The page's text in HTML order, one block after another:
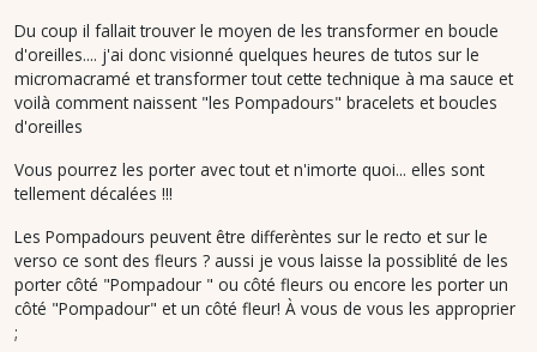
Du coup il fallait trouver le moyen de les transformer en boucle
d'oreilles.... j'ai donc visionné quelques heures de tutos sur le
micromacramé et transformer tout cette technique à ma sauce et
voilà comment naissent "les Pompadours" bracelets et boucles
d'oreilles
Vous pourrez les porter avec tout et n'imorte quoi... elles sont
tellement décalées !!!
Les Pompadours peuvent être differèntes sur le recto et sur le
verso ce sont des fleurs ? aussi je vous laisse la possiblité de les
porter côté "Pompadour " ou côté fleurs ou encore les porter un
côté "Pompadour" et un côté fleur! À vous de vous les approprier
;